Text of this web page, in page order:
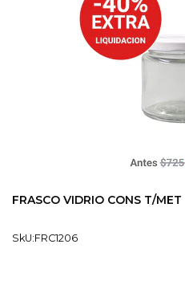
FRASCO VIDRIO CONS T/
SkU:FRC1206